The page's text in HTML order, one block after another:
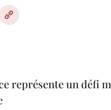
représente un défi